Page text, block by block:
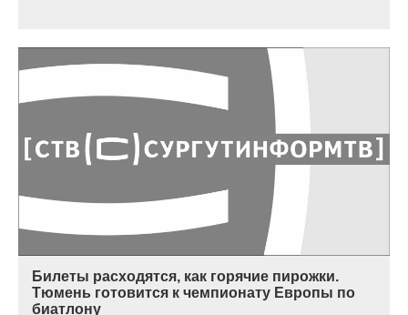
Билеты расходятся, как горячие пирожки.
Тюмень готовится к чемпионату Европы по
биатлону